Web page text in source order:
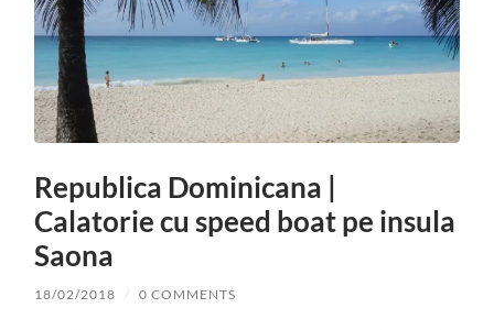
Republica Dominicana |
Calatorie cu speed boat pe insula
Saona
18/02/2018 / 0 COMMENTS